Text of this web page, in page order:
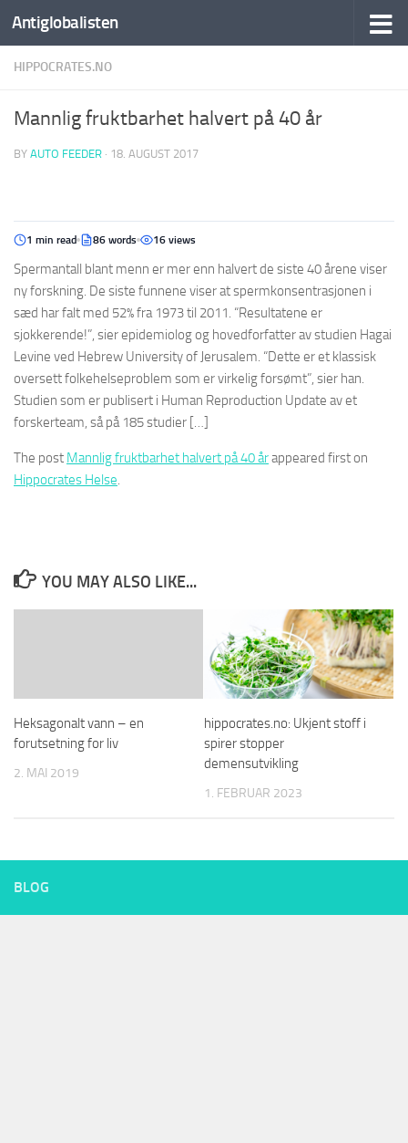
Antiglobalisten
HIPPOCRATES.NO
Mannlig fruktbarhet halvert på 40 år
BY AUTO FEEDER · 18. AUGUST 2017
1 min read 86 words 16 views
Spermantall blant menn er mer enn halvert de siste 40 årene viser
ny forskning. De siste funnene viser at spermkonsentrasjonen i
sæd har falt med 52% fra 1973 til 2011. “Resultatene er
sjokkerende!”, sier epidemiolog og hovedforfatter av studien Hagai
Levine ved Hebrew University of Jerusalem. “Dette er et klassisk
oversett folkehelseproblem som er virkelig forsømt”, sier han.
Studien som er publisert i Human Reproduction Update av et
forskerteam, så på 185 studier […]
The post Mannlig fruktbarhet halvert på 40 årappeared first on
Hippocrates Helse.
YOU MAY ALSO LIKE...
Heksagonalt vann – en
forutsetning for liv
2. MAI 2019
hippocrates.no: Ukjent stoff i
spirer stopper
demensutvikling
1. FEBRUAR 2023
BLOG